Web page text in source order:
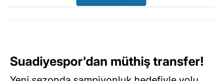
Suadiyespor'dan müthiş transfer!